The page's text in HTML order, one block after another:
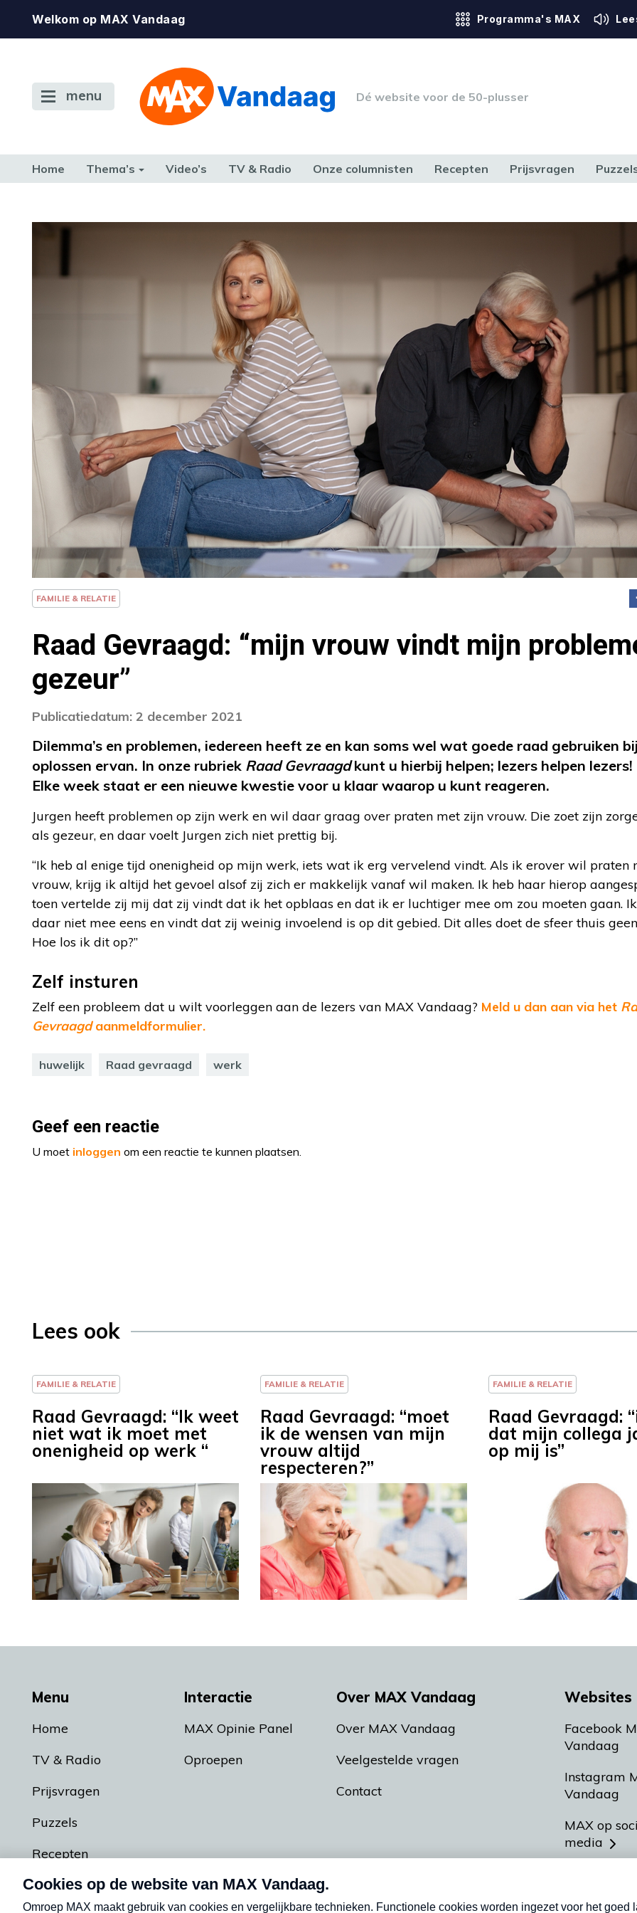
Welkom op MAX Vandaag Programma's MAX
menu Dé website voor de 50-plusser
Home Thema’s Video’s TV & Radio Onze columnisten Recepten Prijsvragen
FAMILIE & RELATIE
Raad Gevraagd: “mijn vrouw vindt mijn
gezeur”
Publicatiedatum: 2 december 2021
Dilemma’s en problemen, iedereen heeft ze en kan soms wel wat goede raad gebruiken
oplossen ervan. In onze rubriek Raad Gevraagdkunt u hierbij helpen; lezers helpen lezers!
Elke week staat er een nieuwe kwestie voor u klaar waarop u kunt reageren.
Jurgen heeft problemen op zijn werk en wil daar graag over praten met zijn vrouw. Die zoet zijn
als gezeur, en daar voelt Jurgen zich niet prettig bij.
“Ik heb al enige tijd onenigheid op mijn werk, iets wat ik erg vervelend vindt. Als ik erover wil praten
vrouw, krijg ik altijd het gevoel alsof zij zich er makkelijk vanaf wil maken. Ik heb haar hierop
toen vertelde zij mij dat zij vindt dat ik het opblaas en dat ik er luchtiger mee om zou moeten gaan.
daar niet mee eens en vindt dat zij weinig invoelend is op dit gebied. Dit alles doet de sfeer thuis
Hoe los ik dit op?”
Zelf insturen
Zelf een probleem dat u wilt voorleggen aan de lezers van MAX Vandaag? Meld u dan aan via het
Gevraagdaanmeldformulier.
huwelijk Raad gevraagd werk
Geef een reactie
U moet inloggen om een reactie te kunnen plaatsen.
Lees ook
FAMILIE & RELATIE
Raad Gevraagd: “Ik weet
niet wat ik moet met
onenigheid op werk “
FAMILIE & RELATIE
Raad Gevraagd: “moet
ik de wensen van mijn
vrouw altijd
respecteren?”
FAMILIE & RELATIE
Raad Gevraagd:
dat mijn collega
op mij is”
Menu
Home
TV & Radio
Prijsvragen
Puzzels
Recepten
Podcasts
Interactie
MAX Opinie Panel
Oproepen
Over MAX Vandaag
Over MAX Vandaag
Veelgestelde vragen
Contact
Websites
Facebook
Vandaag
Instagram
Vandaag
MAX op
media
Meldpunt